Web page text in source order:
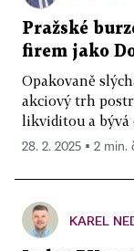
Pražské
firem jako
Opakovaně
akciový trh
likviditou a bývá
28. 2. 2025 ▪ 2 min.
KAREL